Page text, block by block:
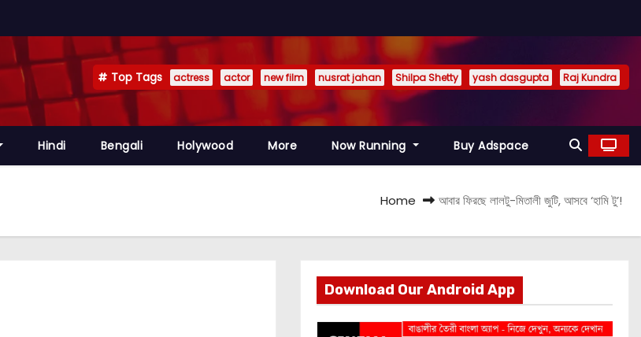
Top Tags actress actor new film nusrat jahan Shilpa Shetty yash dasgupta Raj Kundra
Hindi Bengali Holywood More Now Running Buy Adspace
Home আবার ফিরছে লালটু-মিতালী জুটি, আসবে ‘হামি টু’!
Download Our Android App